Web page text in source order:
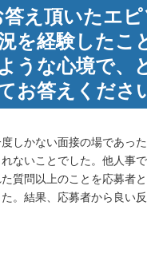
え頂いたエ
を経験した
うな心境で、
お答えくださ
しかない面接の場であっ
ないことでした。他人事
質問以上のことを応募者
。結果、応募者から良い